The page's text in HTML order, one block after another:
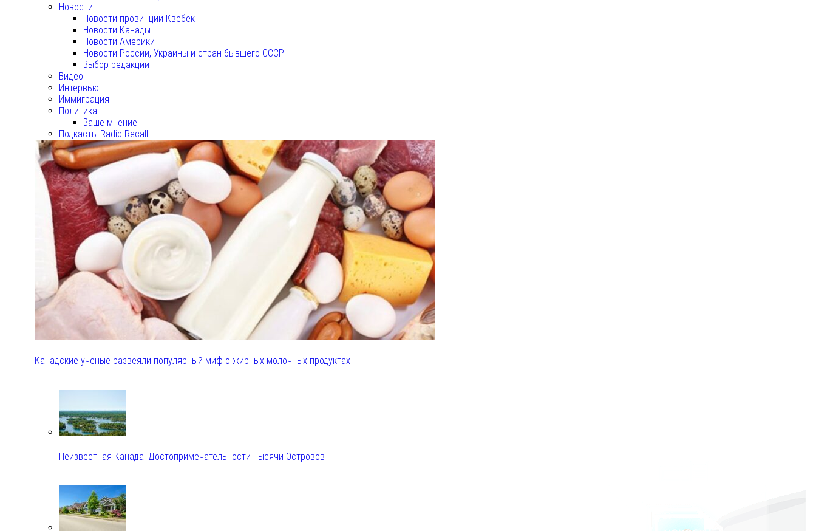
Новости
Новости провинции Квебек
Новости Канады
Новости Америки
Новости России, Украины и стран бывшего СССР
Выбор редакции
Видео
Интервью
Иммиграция
Политика
Ваше мнение
Подкасты Radio Recall
Канадские ученые развеяли популярный миф о жирных молочных продуктах
Неизвестная Канада: Достопримечательности Тысячи Островов